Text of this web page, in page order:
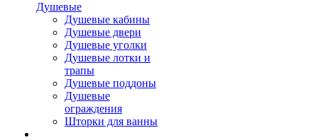
Душевые
Душевые кабины
Душевые двери
Душевые уголки
Душевые лотки и
трапы
Душевые поддоны
Душевые
ограждения
Шторки для ванны